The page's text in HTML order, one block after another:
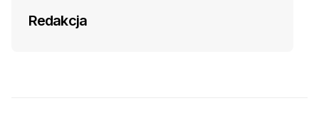
Redakcja